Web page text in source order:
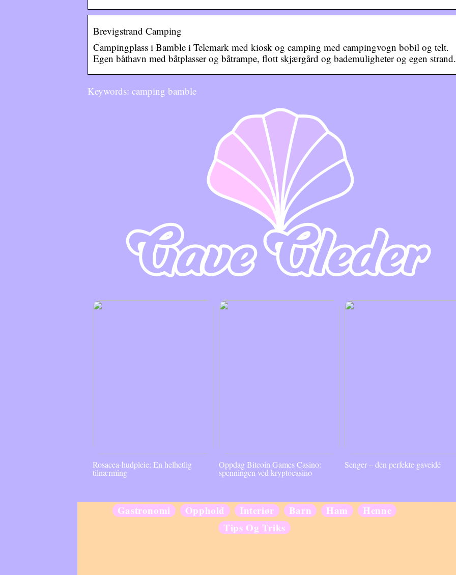
Brevigstrand Camping
Campingplass i Bamble i Telemark med kiosk og camping med campingvogn bobil og telt.
Egen båthavn med båtplasser og båtrampe, flott skjærgård og bademuligheter og egen strand.
Keywords: camping bamble
Rosacea-hudpleie: En helhetlig
tilnærming
Oppdag Bitcoin Games Casino:
spenningen ved kryptocasino
Senger – den perfekte gaveidé
Gastronomi Opphold Interiør Barn Ham
Henne
Tips Og Triks